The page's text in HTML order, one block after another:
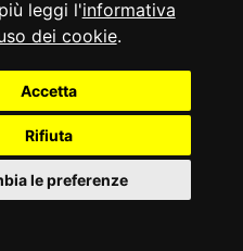
leggi l'informativa
dei cookie.
Accetta
Rifiuta
le preferenze
|feedback
da